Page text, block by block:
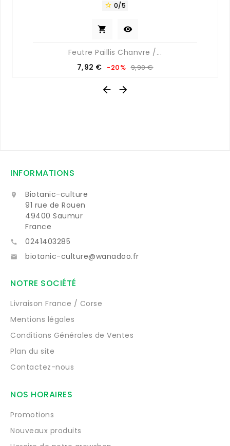
 0/5
 
Feutre Paillis Chanvre /...
Prix
7,92 € Prix
base
-20% 9,90 €
 
INFORMATIONS

Biotanic-culture
91 rue de Rouen
49400 Saumur
France
 0241403285
 biotanic-culture@wanadoo.fr
NOTRE SOCIÉTÉ
Livraison France / Corse
Mentions légales
Conditions Générales de Ventes
Plan du site
Contactez-nous
NOS HORAIRES
Promotions
Nouveaux produits